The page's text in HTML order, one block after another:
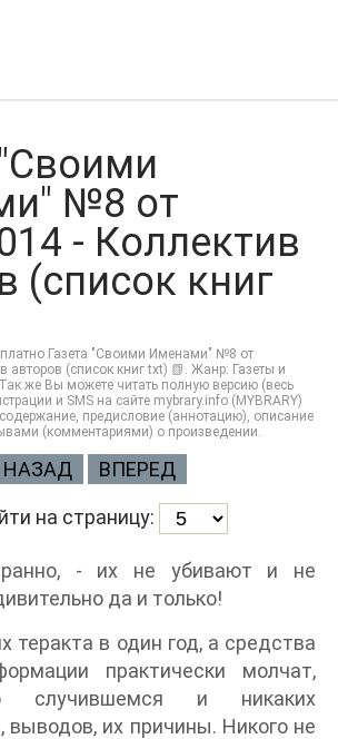
№8 от
- Коллектив
(список книг
Газета "Своими Именами" №8 от
авторов (список книг txt) 📗. Жанр: Газеты и
же Вы можете читать полную версию (весь
и SMS на сайте mybrary.info (MYBRARY)
содержание, предисловие (аннотацию), описание
(комментариями) о произведении.
НАЗАД ВПЕРЕД
на страницу:
- их не убивают и не
да и только!
теракта в один год, а средства
практически молчат,
случившемся и никаких
выводов, их причины. Никого не